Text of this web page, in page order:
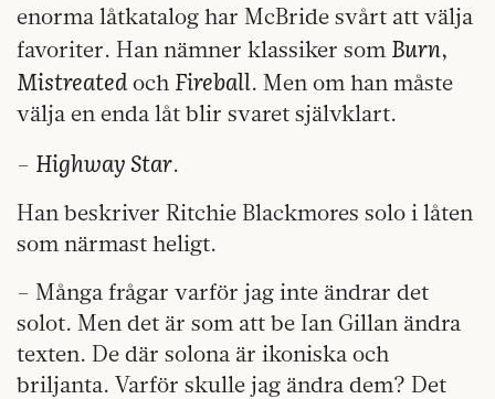
enorma låtkatalog har McBride svårt att välja
favoriter. Han nämner klassiker som Burn,
Mistreatedoch Fireball. Men om han måste
välja en enda låt blir svaret självklart.
– Highway Star.
Han beskriver Ritchie Blackmores solo i låten
som närmast heligt.
– Många frågar varför jag inte ändrar det
solot. Men det är som att be Ian Gillan ändra
texten. De där solona är ikoniska och
briljanta. Varför skulle jag ändra dem? Det